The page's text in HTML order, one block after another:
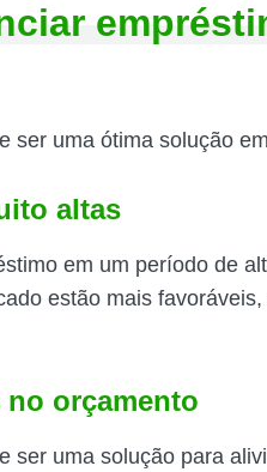
ser uma ótima solução
altas
em um período de
estão mais
no orçamento
ser uma solução para